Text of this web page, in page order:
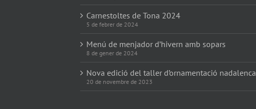
Carnestoltes de Tona 2024
5 de febrer de 2024
Menú de menjador d’hivern amb sopars
8 de gener de 2024
Nova edició del taller d’ornamentació nadalenca
20 de novembre de 2023